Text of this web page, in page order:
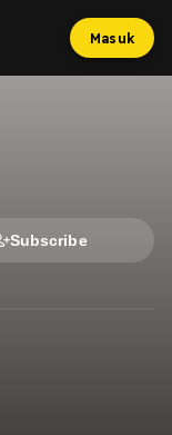
Masuk
Subscribe